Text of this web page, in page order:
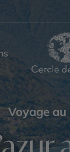
Voyage au